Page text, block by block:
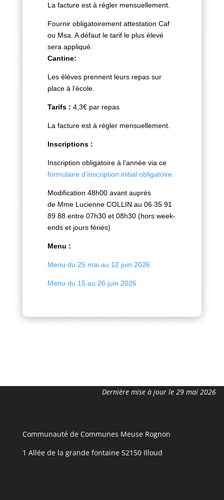
La facture est à régler mensuellement.
Fournir obligatoirement attestation Caf
ou Msa. A défaut le tarif le plus élevé
sera appliqué.
Cantine:
Les élèves prennent leurs repas sur
place à l’école.
Tarifs : 4,3€ par repas
La facture est à régler mensuellement.
Inscriptions :
Inscription obligatoire à l’année via ce
formulaire d’inscription initial obligatoire.
Modification 48h00 avant auprès
de Mme Lucienne COLLIN au 06 35 91
89 88 entre 07h30 et 08h30 (hors week-
ends et jours fériés)
Menu :
Menu du 25 mai au 12 juin 2026
Menu du 15 au 26 juin 2026
Dernière mise à jour le 29 mai 2026
Communauté de Communes Meuse Rognon
1 Allée de la grande fontaine 52150 Illoud